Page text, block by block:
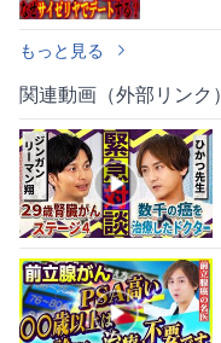
もっと見る
関連動画（外部リンク）